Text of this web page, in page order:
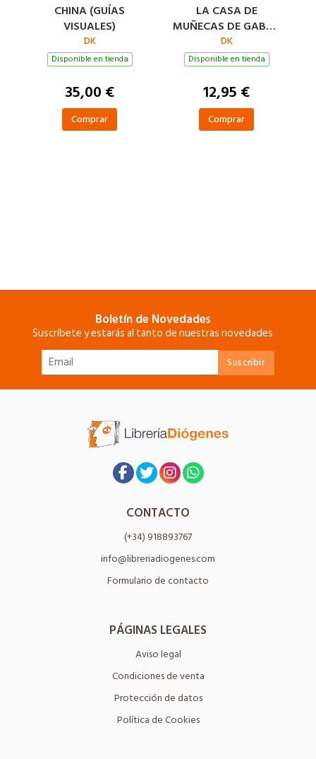
CHINA (GUÍAS
VISUALES)
DK
Disponible en tienda
35,00 €
Comprar
LA CASA DE
MUÑECAS DE GABBY
- LIBRO CARRUSEL
DK
Disponible en tienda
12,95 €
Comprar
Boletín de Novedades
Suscríbete y estarás al tanto de nuestras novedades
CONTACTO
(+34) 918893767
info@libreriadiogenes.com
Formulario de contacto
PÁGINAS LEGALES
Aviso legal
Condiciones de venta
Protección de datos
Política de Cookies